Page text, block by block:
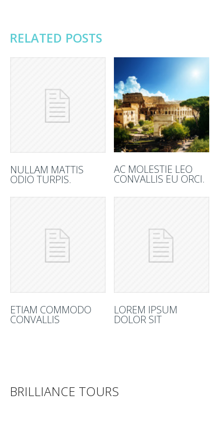
RELATED POSTS
NULLAM MATTIS
ODIO TURPIS.
AC MOLESTIE LEO
CONVALLIS EU ORCI.
ETIAM COMMODO
CONVALLIS
LOREM IPSUM
DOLOR SIT
BRILLIANCE TOURS